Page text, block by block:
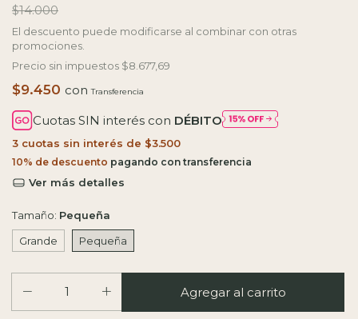
$14.000
El descuento puede modificarse al combinar con otras
promociones.
Precio sin impuestos $8.677,69
$9.450 con
Cuotas SIN interés con DÉBITO
3 cuotas sin interés de $3.500
10% de descuento
Ver más detalles
Tamaño: Pequeña
Grande
Pequeña